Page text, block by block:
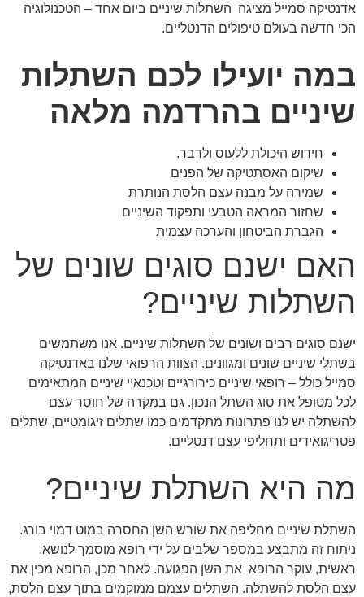
אדנטיקה סמייל מציגה השתלות שיניים ביום אחד – הטכנולוגיה
הכי חדשה בעולם טיפולים הדנטליים.
במה יועילו לכם השתלות
שיניים בהרדמה מלאה
חידוש היכולת ללעוס ולדבר.
שיקום האסתטיקה של הפנים
שמירה על מבנה עצם הלסת הנותרת
שחזור המראה הטבעי ותפקוד השיניים
הגברת הביטחון והערכה עצמית
האם ישנם סוגים שונים של
השתלות שיניים?
ישנם סוגים רבים ושונים של השתלות שיניים. אנו משתמשים
בשתלי שיניים שונים ומגוונים. הצוות הרפואי שלנו באדנטיקה
סמייל כולל – רופאי שיניים כירורגיים וטכנאיי שיניים המתאימים
לכל מטופל את סוג השתל הנכון. גם במקרה של חוסר עצם
להשתלה יש לנו פתרונות מתקדמים כמו שתלים זיגומטיים, שתלים
פטריגואידים ותחליפי עצם דנטליים.
מה היא השתלת שיניים?
השתלת שיניים מחליפה את שורש השן החסרה במוט דמוי בורג.
ניתוח זה מתבצע במספר שלבים על ידי רופא מוסמך לנושא.
ראשית, עוקר הרופא את השן הפגועה. לאחר מכן, הרופא מכין את
עצם הלסת להשתלה. השתלים עצמם ממוקמים בתוך עצם הלסת,